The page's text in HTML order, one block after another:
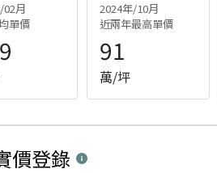
02月
單價
2024年/10月
近兩年最高單價
91
萬/坪
價登錄